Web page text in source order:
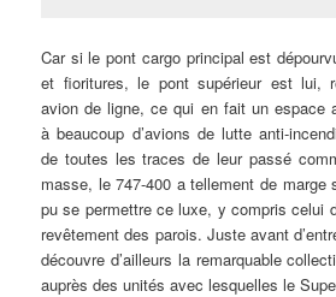
Car si le pont cargo principal est
et fioritures, le pont supérieur est lui,
avion de ligne, ce qui en fait un espace
à beaucoup d’avions de lutte anti-
de toutes les traces de leur passé
masse, le 747-400 a tellement de
pu se permettre ce luxe, y compris celui
revêtement des parois. Juste avant
découvre d’ailleurs la remarquable
auprès des unités avec lesquelles le